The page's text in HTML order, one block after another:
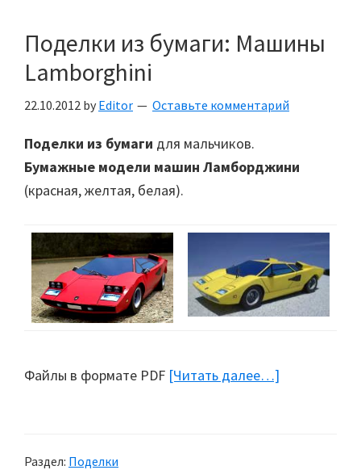
Поделки из бумаги: Машины
Lamborghini
22.10.2012 by Editor Оставьте комментарий
Поделки из бумаги для мальчиков.
Бумажные модели машин Ламборджини
(красная, желтая, белая).
Файлы в формате PDF [Читать далее…]
Раздел: Поделки